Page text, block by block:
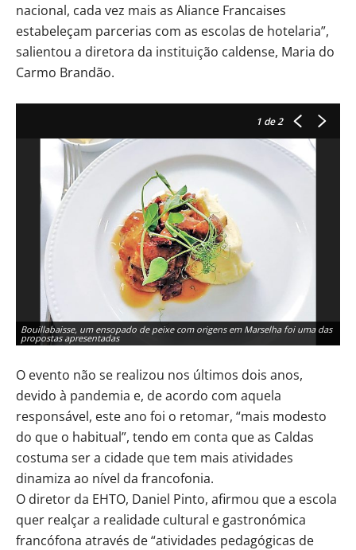
nacional, cada vez mais as Aliance Francaises
estabeleçam parcerias com as escolas de hotelaria”,
salientou a diretora da instituição caldense, Maria do
Carmo Brandão.
1 de 2
Bouillabaisse, um ensopado de peixe com origens em Marselha foi uma das
propostas apresentadas
O evento não se realizou nos últimos dois anos,
devido à pandemia e, de acordo com aquela
responsável, este ano foi o retomar, “mais modesto
do que o habitual”, tendo em conta que as Caldas
costuma ser a cidade que tem mais atividades
dinamiza ao nível da francofonia.
O diretor da EHTO, Daniel Pinto, afirmou que a escola
quer realçar a realidade cultural e gastronómica
francófona através de “atividades pedagógicas de